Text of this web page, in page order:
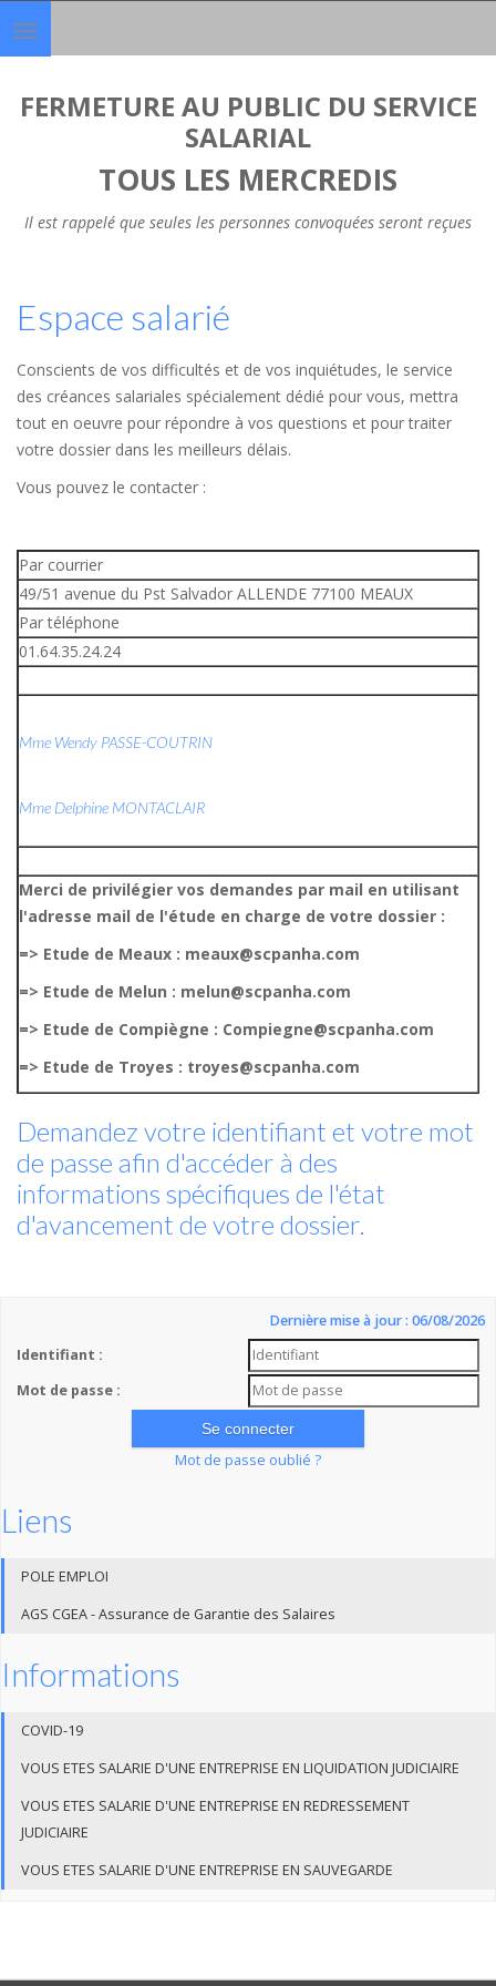
Toggle
navigation
FERMETURE AU PUBLIC DU SERVICE
SALARIAL
TOUS LES MERCREDIS
Il est rappelé que seules les personnes convoquées seront reçues
Espace salarié
Conscients de vos difficultés et de vos inquiétudes, le service
des créances salariales spécialement dédié pour vous, mettra
tout en oeuvre pour répondre à vos questions et pour traiter
votre dossier dans les meilleurs délais.
Vous pouvez le contacter :
Par courrier
49/51 avenue du Pst Salvador ALLENDE 77100 MEAUX
Par téléphone
01.64.35.24.24
Mme Wendy PASSE-COUTRIN
Mme Delphine MONTACLAIR
Merci de privilégier vos demandes par mail en utilisant
l'adresse mail de l'étude en charge de votre dossier :
=> Etude de Meaux : meaux@scpanha.com
=> Etude de Melun : melun@scpanha.com
=> Etude de Compiègne : Compiegne@scpanha.com
=> Etude de Troyes : troyes@scpanha.com
Demandez votre identifiant et votre mot
de passe afin d'accéder à des
informations spécifiques de l'état
d'avancement de votre dossier.
Dernière mise à jour : 06/08/2026
Identifiant :
Mot de passe :
Mot de passe oublié ?
Liens
POLE EMPLOI
AGS CGEA - Assurance de Garantie des Salaires
Informations
COVID-19
VOUS ETES SALARIE D'UNE ENTREPRISE EN LIQUIDATION JUDICIAIRE
VOUS ETES SALARIE D'UNE ENTREPRISE EN REDRESSEMENT
JUDICIAIRE
VOUS ETES SALARIE D'UNE ENTREPRISE EN SAUVEGARDE